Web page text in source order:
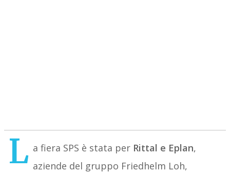
L a fiera SPS è stata perRittal e Eplan,
aziende del gruppo Friedhelm Loh,